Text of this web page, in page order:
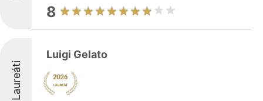
8
Laureáti
Luigi Gelato